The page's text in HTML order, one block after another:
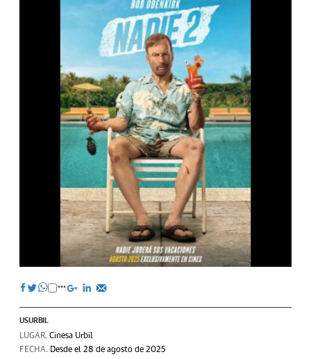
USURBIL
LUGAR. Cinesa Urbil
FECHA. Desde el 28 de agosto de 2025